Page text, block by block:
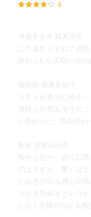
4
浮遊する水 鈴木光司
これあれじゃね？仄
終わったら仄暗い水の
猿祈願 坂東眞砂子
ラストが本当に怖か
気味とか思えそうだ
い怖かった。読み終わ
影牢 宮部みゆき
怖かった〜。語り口
のはさすが。驚くほ
ため息が出る感じの
うな不気味さという
となく意味がわかる感